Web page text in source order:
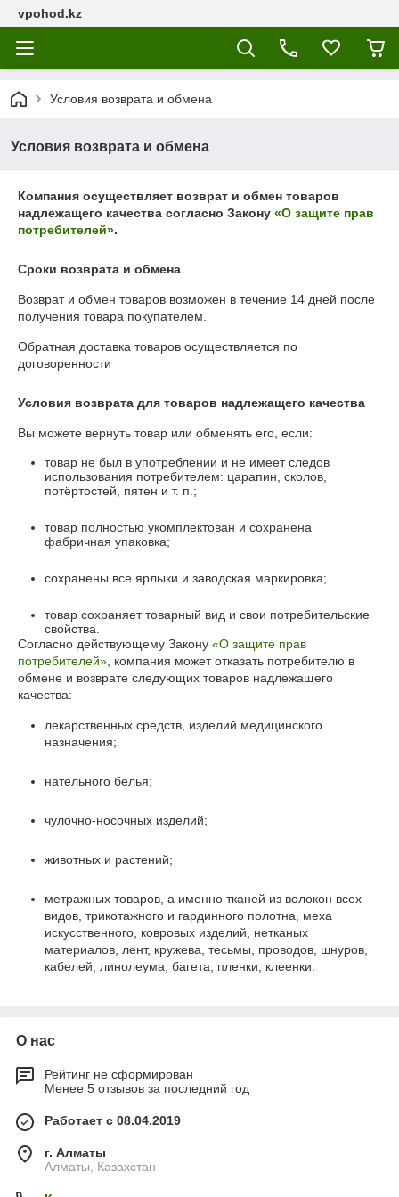
vpohod.kz
Условия возврата и обмена
Условия возврата и обмена
Компания осуществляет возврат и обмен товаров
надлежащего качества согласно Закону «О защите прав
потребителей».
Сроки возврата и обмена
Возврат и обмен товаров возможен в течение 14 дней после
получения товара покупателем.
Обратная доставка товаров осуществляется по
договоренности
Условия возврата для товаров надлежащего качества
Вы можете вернуть товар или обменять его, если:
товар не был в употреблении и не имеет следов
использования потребителем: царапин, сколов,
потёртостей, пятен и т. п.;
товар полностью укомплектован и сохранена
фабричная упаковка;
сохранены все ярлыки и заводская маркировка;
товар сохраняет товарный вид и свои потребительские
свойства.
Согласно действующему Закону «О защите прав
потребителей» , компания может отказать потребителю в
обмене и возврате следующих товаров надлежащего
качества:
лекарственных средств, изделий медицинского
назначения;
нательного белья;
чулочно-носочных изделий;
животных и растений;
метражных товаров, а именно тканей из волокон всех
видов, трикотажного и гардинного полотна, меха
искусственного, ковровых изделий, нетканых
материалов, лент, кружева, тесьмы, проводов, шнуров,
кабелей, линолеума, багета, пленки, клеенки.
О нас
Рейтинг не сформирован
Менее 5 отзывов за последний год
Работает с 08.04.2019
г. Алматы
Алматы, Казахстан